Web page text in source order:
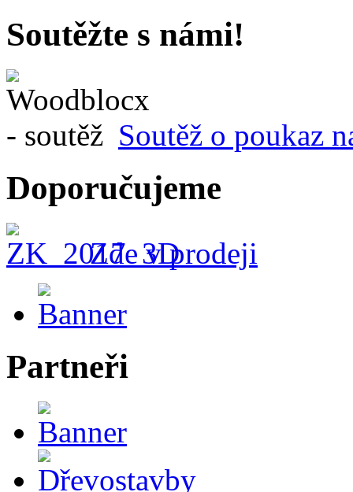
Soutěžte s námi!
Soutěž o poukaz
Doporučujeme
Zde v prodeji
Partneři